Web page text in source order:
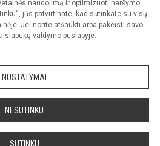
naudojimą ir optimizuoti naršymo
jūs patvirtinate, kad sutinkate su visų
Jei norite atšaukti arba pakeisti savo
slapukų valdymo puslapyje.
NUSTATYMAI
NESUTINKU
SUTINKU
administracijos sutikimo griežtai draudžiama.
Slapukų valdymas